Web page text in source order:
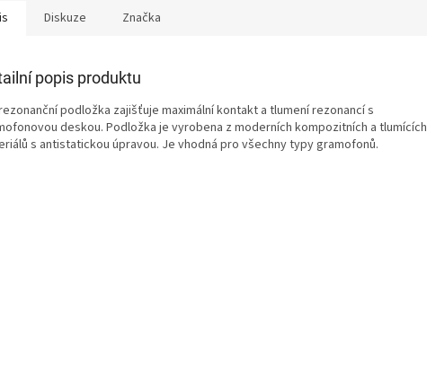
A
Diskuze Značka
popis produktu
podložka zajišťuje maximální kontakt a tlumení rezonancí s
deskou. Podložka je vyrobena z moderních kompozitních a tlumících
s antistatickou úpravou. Je vhodná pro všechny typy gramofonů.